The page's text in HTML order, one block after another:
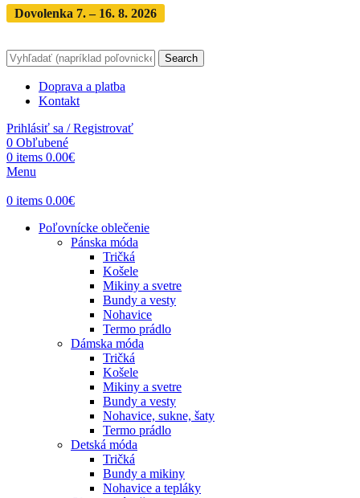
Dovolenka 7. – 16. 8. 2026
Search
Doprava a platba
Kontakt
Prihlásiť sa / Registrovať
0 Obľubené
0 items 0.00€
Menu
0 items 0.00€
Poľovnícke oblečenie
Pánska móda
Tričká
Košele
Mikiny a svetre
Bundy a vesty
Nohavice
Termo prádlo
Dámska móda
Tričká
Košele
Mikiny a svetre
Bundy a vesty
Nohavice, sukne, šaty
Termo prádlo
Detská móda
Tričká
Bundy a mikiny
Nohavice a tepláky